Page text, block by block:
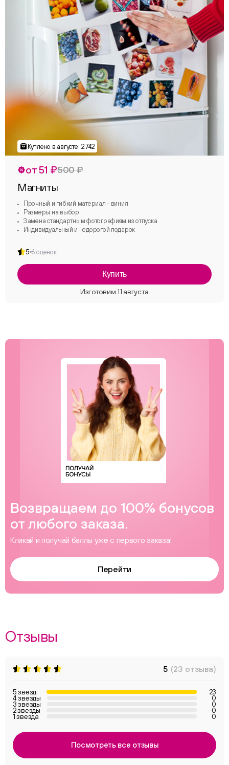
от 51 ₽500 ₽
Магниты
Прочный и гибкий материал - винил
Размеры на выбор
Замена стандартным фотографиям из отпуска
Индивидуальный и недорогой подарок
5 6 оценок
Купить
Возвращаем до 100% бонусов
от любого заказа.
Кликай и получай баллы уже с первого заказа!
Перейти
Отзывы
5 (23 отзыва)
5 звезд 23
4 звезды 0
3 звезды 0
2 звезды 0
1 звезда 0
Посмотреть все отзывы